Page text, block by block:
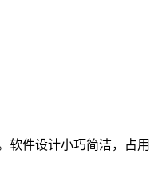
件设计小巧简洁，占